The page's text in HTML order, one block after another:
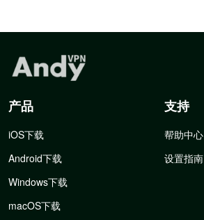
产品
iOS下载
Android下载
Windows下载
macOS下载
支持
帮助中心
设置指南